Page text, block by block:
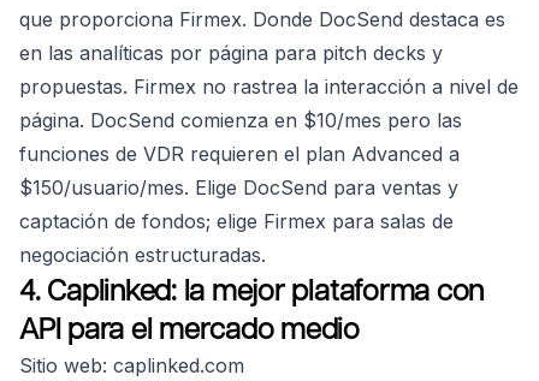
que proporciona Firmex. Donde DocSend destaca es
en las analíticas por página para pitch decks y
propuestas. Firmex no rastrea la interacción a nivel de
página. DocSend comienza en $10/mes pero las
funciones de VDR requieren el plan Advanced a
$150/usuario/mes. Elige DocSend para ventas y
captación de fondos; elige Firmex para salas de
negociación estructuradas.
4. Caplinked: la mejor plataforma con
API para el mercado medio
Sitio web: caplinked.com